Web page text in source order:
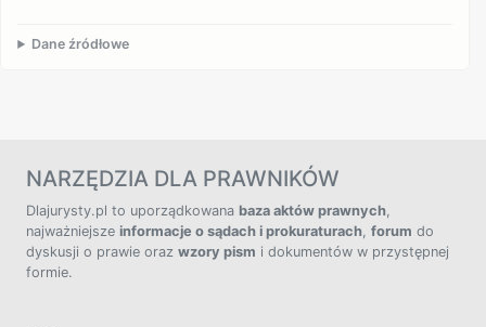
Dane źródłowe
NARZĘDZIA DLA PRAWNIKÓW
Dlajurysty.pl to uporządkowana baza aktów prawnych,
najważniejsze informacje o sądach i prokuraturach, forum do
dyskusji o prawie oraz wzory pism i dokumentów w przystępnej
formie.